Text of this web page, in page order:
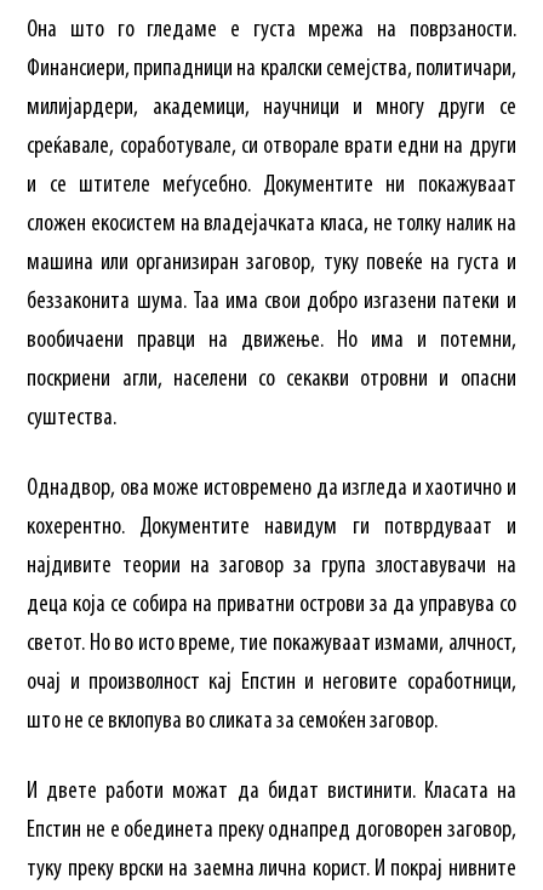
Она што го гледаме е густа мрежа на поврзаности.
Финансиери, припадници на кралски семејства, политичари,
милијардери, академици, научници и многу други се
среќавале, соработувале, си отворале врати едни на други
и се штителе меѓусебно. Документите ни покажуваат
сложен екосистем на владејачката класа, не толку налик на
машина или организиран заговор, туку повеќе на густа и
беззаконита шума. Таа има свои добро изгазени патеки и
вообичаени правци на движење. Но има и потемни,
поскриени агли, населени со секакви отровни и опасни
суштества.
Однадвор, ова може истовремено да изгледа и хаотично и
кохерентно. Документите навидум ги потврдуваат и
најдивите теории на заговор за група злоставувачи на
деца која се собира на приватни острови за да управува со
светот. Но во исто време, тие покажуваат измами, алчност,
очај и произволност кај Епстин и неговите соработници,
што не се вклопува во сликата за семоќен заговор.
И двете работи можат да бидат вистинити. Класата на
Епстин не е обединета преку однапред договорен заговор,
туку преку врски на заемна лична корист. И покрај нивните